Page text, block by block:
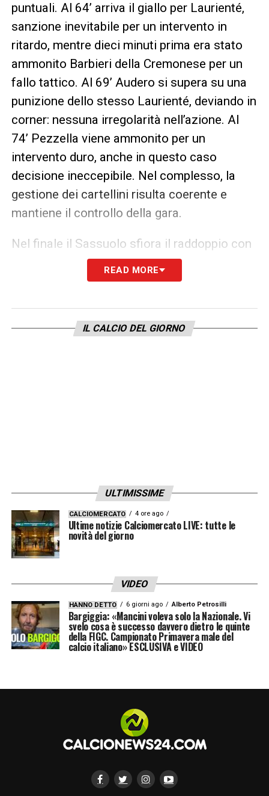
puntuali. Al 64’ arriva il giallo per Laurienté,
sanzione inevitabile per un intervento in
ritardo, mentre dieci minuti prima era stato
ammonito Barbieri della Cremonese per un
fallo tattico. Al 69’ Audero si supera su una
punizione dello stesso Laurienté, deviando in
corner: nessuna irregolarità nell’azione. Al
74’ Pezzella viene ammonito per un
intervento duro, anche in questo caso
decisione ineccepibile. Nel complesso, la
gestione dei cartellini risulta coerente e
mantiene il controllo della gara.
Nel finale il Sassuolo sfiora il raddoppio con
Pierini, che al 90+3’ colpisce una clamorosa
traversa dopo un’iniziativa personale.
conclusivi, caratterizzati da numerosi cambi
e da un ritmo spezzettato. Nessun episodio
LA PLAYLIST DELLE NOSTRE TOP NEWS
READ MORE
IL CALCIO DEL GIORNO
ULTIMISSIME
CALCIOMERCATO 4 ore ago
Ultime notizie Calciomercato LIVE: tutte le
novità del giorno
VIDEO
HANNO DETTO 6 giorni ago Alberto Petrosilli
Bargiggia: «Mancini voleva solo la Nazionale. Vi
svelo cosa è successo davvero dietro le quinte
della FIGC. Campionato Primavera male del
calcio italiano» ESCLUSIVA e VIDEO